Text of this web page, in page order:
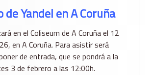
de Yandel en A Coruña
en el Coliseum de A Coruña el 12
en A Coruña. Para asistir será
de entrada, que se pondrá a la
3 de febrero a las 12:00h.